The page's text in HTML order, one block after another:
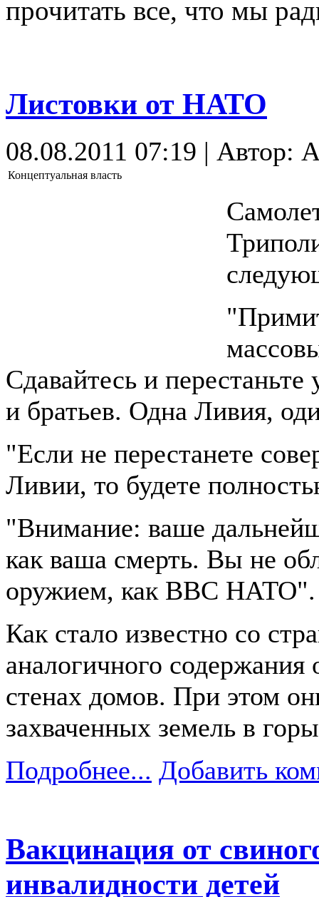
прочитать все, что мы
Листовки от НАТО
08.08.2011 07:19 | Автор:
Концептуальная власть
Сдавайтесь и
и братьев. Одна Ливия,
"Если не перестанете
Ливии, то будете
"Внимание: ваше
как ваша смерть. Вы не
оружием, как ВВС НАТО".
Как стало известно со
аналогичного
стенах домов. При этом
захваченных земель в
Подробнее... Добавить
Вакцинация от
инвалидности детей